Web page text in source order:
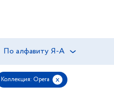
По алфавиту Я-А
Коллекция: Opera x